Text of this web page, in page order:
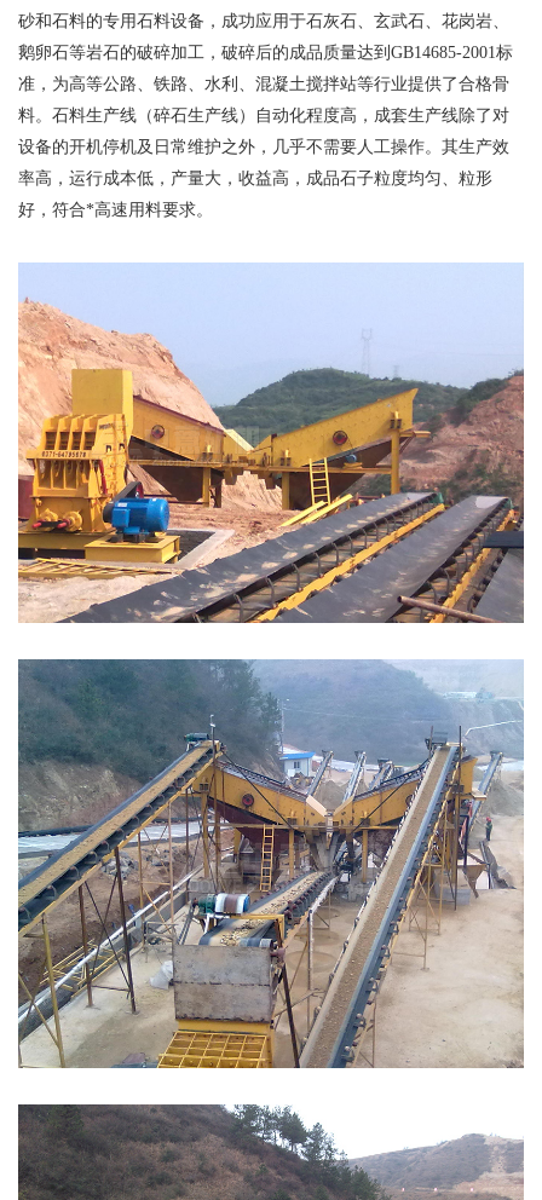
砂和石料的专用石料设备，成功应用于石灰石、玄武石、花岗岩、
鹅卵石等岩石的破碎加工，破碎后的成品质量达到GB14685-2001标
准，为高等公路、铁路、水利、混凝土搅拌站等行业提供了合格骨
料。石料生产线（碎石生产线）自动化程度高，成套生产线除了对
设备的开机停机及日常维护之外，几乎不需要人工操作。其生产效
率高，运行成本低，产量大，收益高，成品石子粒度均匀、粒形
好，符合*高速用料要求。